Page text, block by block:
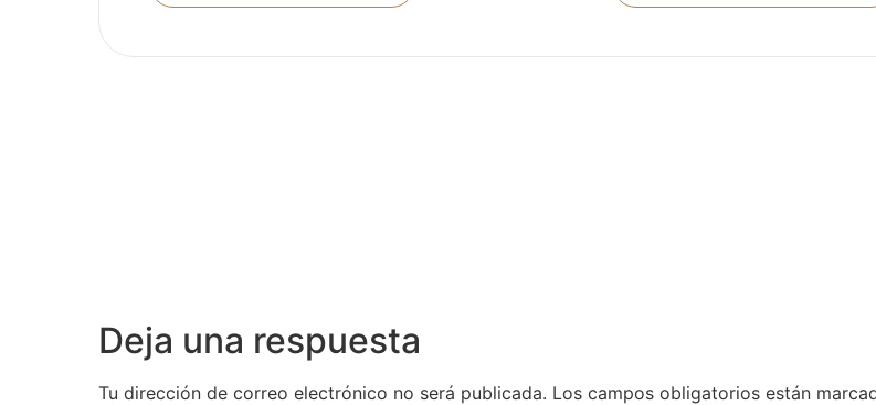
Deja una respuesta
Tu dirección de correo electrónico no será publicada. Los campos obligatorios están